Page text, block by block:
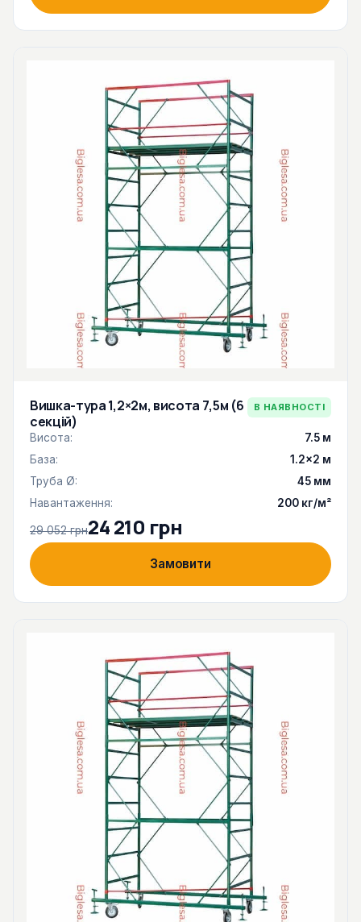
Вишка-тура 1,2×2м, висота 7,5м (6
секцій)
В НАЯВНОСТІ
Висота:
7.5 м
База:
1.2×2 м
Труба Ø:
45 мм
Навантаження:
200 кг/м²
29 052 грн24 210 грн
Замовити